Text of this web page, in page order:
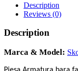
Description
Reviews (0)
Description
Marca & Model: